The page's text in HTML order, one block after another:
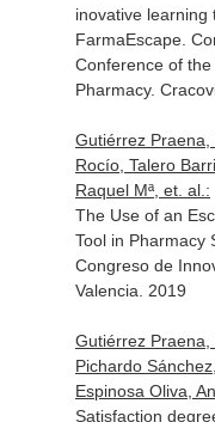
inovative learning
FarmaEscape.
Conference of
Pharmacy.
Gutiérrez Praena,
Rocío, Talero
Raquel Mª, et. al.:
The Use of an
Tool in Pharmacy
Congreso de
Valencia. 2019
Gutiérrez Praena,
Pichardo
Espinosa Oliva,
Satisfaction